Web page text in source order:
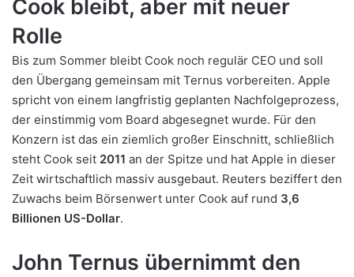
Cook bleibt, aber mit neuer
Rolle
Bis zum Sommer bleibt Cook noch regulär CEO und soll
den Übergang gemeinsam mit Ternus vorbereiten. Apple
spricht von einem langfristig geplanten Nachfolgeprozess,
der einstimmig vom Board abgesegnet wurde. Für den
Konzern ist das ein ziemlich großer Einschnitt, schließlich
steht Cook seit 2011 an der Spitze und hat Apple in dieser
Zeit wirtschaftlich massiv ausgebaut. Reuters beziffert den
Zuwachs beim Börsenwert unter Cook auf rund 3,6
Billionen US-Dollar.
John Ternus übernimmt den